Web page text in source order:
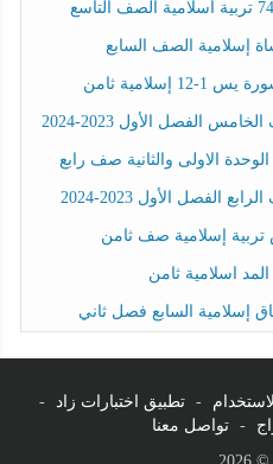
إسلامية الصف السابع
ثامن
الفصل الأول 2023-2024
الاولى والثانية صف رابع
الأول 2023-2024
إسلامية صف ثامن
اسلامية ثامن
إسلامية السابع فصل ثاني
- تطبيق اختبارات زاد
-
-
تواصل معنا